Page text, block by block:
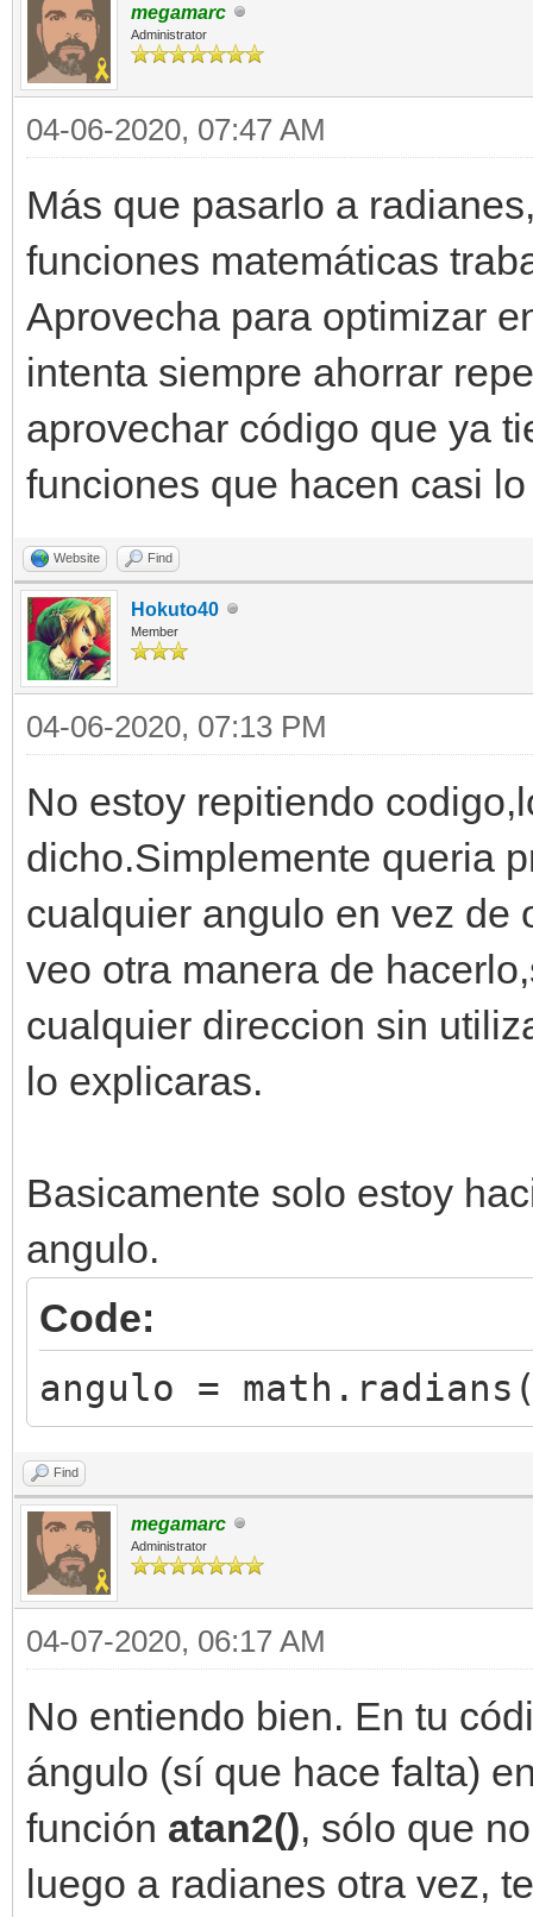
megamarc
Administrator
04-06-2020, 07:47 AM
Más que pasarlo a
funciones matemáticas
Aprovecha para optimizar
intenta siempre ahorrar
aprovechar código que ya
funciones que hacen casi
Website Find
Hokuto40
Member
04-06-2020, 07:13 PM
No estoy repitiendo
dicho.Simplemente queria
cualquier angulo en vez de
veo otra manera de
cualquier direccion sin
lo explicaras.
Basicamente solo estoy
angulo.
Code:
angulo =
Find
megamarc
Administrator
04-07-2020, 06:17 AM
No entiendo bien. En tu
ángulo (sí que hace falta)
función atan2(), sólo que
luego a radianes otra vez,